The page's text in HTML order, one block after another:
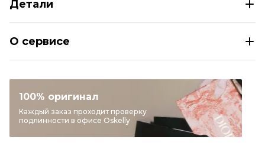
Детали
Категория
Бренд
BRIONI
Материал сумок
Экзотическая кожа
О сервисе
100% оригинал
Каждый заказ проходит проверку
подлинности в офисе Oskelly